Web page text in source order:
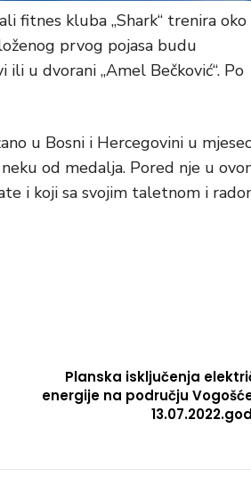
fitnes kluba „Shark“ trenira
prvog pojasa budu
u dvorani „Amel Bečković“. Po
u Bosni i Hercegovini u
od medalja. Pored nje u
i koji sa svojim taletnom i
Planska isključenja
energije na području